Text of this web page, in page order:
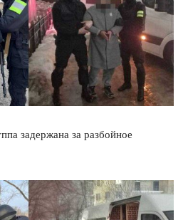
задержана за разбойное